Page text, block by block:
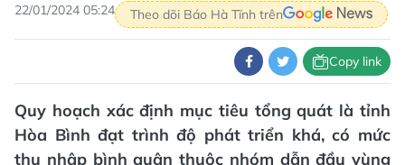
22/01/2024 05:24 Theo dõi Báo Hà Tĩnh trên
Copy link
Quy hoạch xác định mục tiêu tổng quát là tỉnh
Hòa Bình đạt trình độ phát triển khá, có mức
thu nhập bình quân thuộc nhóm dẫn đầu vùng